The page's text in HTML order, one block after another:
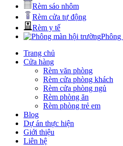
Rèm sáo nhôm
Rèm cửa tự động
Rèm y tế
Trang chủ
Cửa hàng
Rèm văn phòng
Rèm cửa phòng khách
Rèm cửa phòng ngủ
Rèm phòng ăn
Rèm phòng trẻ em
Blog
Dự án thực hiện
Giới thiệu
Liên hệ